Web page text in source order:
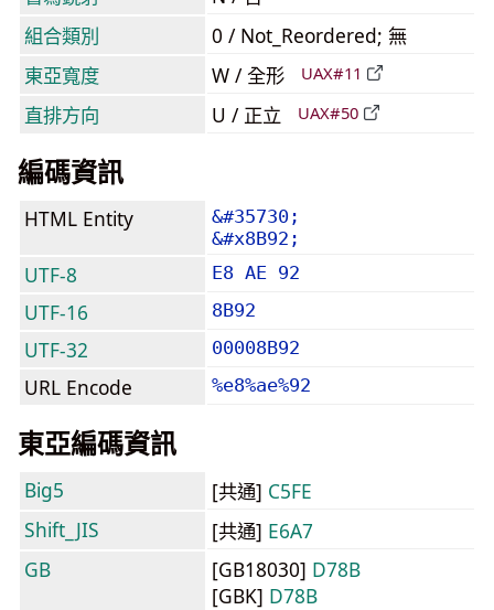
組合類別
0 / Not_Reordered; 無
東亞寬度
W / 全形 UAX#11
直排方向 U / 正立 UAX#50
編碼資訊
HTML Entity
&#35730;
&#x8B92;
UTF-8 E8 AE 92
UTF-16 8B92
UTF-32 00008B92
URL Encode %e8%ae%92
東亞編碼資訊
Big5 [共通] C5FE
Shift_JIS
[共通] E6A7
GB
[GB18030] D78B
[GBK] D78B